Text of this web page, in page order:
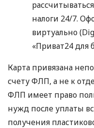
налоги 24/7.
виртуально
«Приват24 для
Карта привязана
счету ФЛП, а не к
ФЛП имеет право
нужд после уплаты
получения